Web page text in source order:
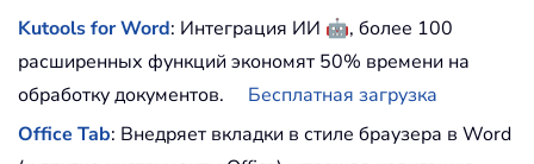
Kutools for Word: Интеграция ИИ 🤖, более 100
расширенных функций экономят 50% времени на
обработку документов.
Бесплатная загрузка
Office Tab: Внедряет вкладки в стиле браузера в Word